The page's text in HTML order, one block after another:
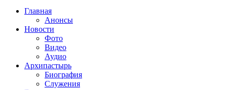
Главная
Анонсы
Новости
Фото
Видео
Аудио
Архипастырь
Биография
Служения